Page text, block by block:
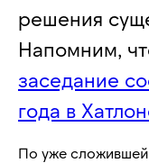
решения
Напомним,
заседание
года в
По уже